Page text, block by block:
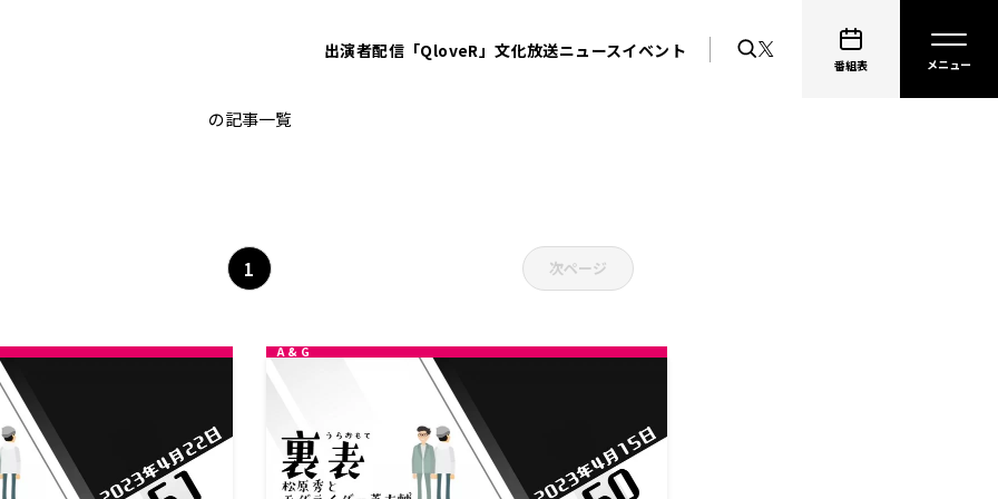
出演者配信「QloveR」文化放送ニュースイベント
番組表
芝大輔(モグライダー)
の記事一覧
1 次ページ